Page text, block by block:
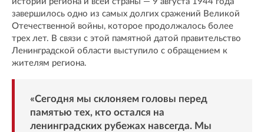
завершилось одно из самых долгих сражений Великой
Отечественной войны, которое продолжалось более
трех лет. В связи с этой памятной датой правительство
Ленинградской области выступило с обращением к
жителям региона.
«Сегодня мы склоняем головы перед
памятью тех, кто остался на
ленинградских рубежах навсегда. Мы